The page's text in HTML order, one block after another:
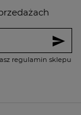
send
regulamin sklepu